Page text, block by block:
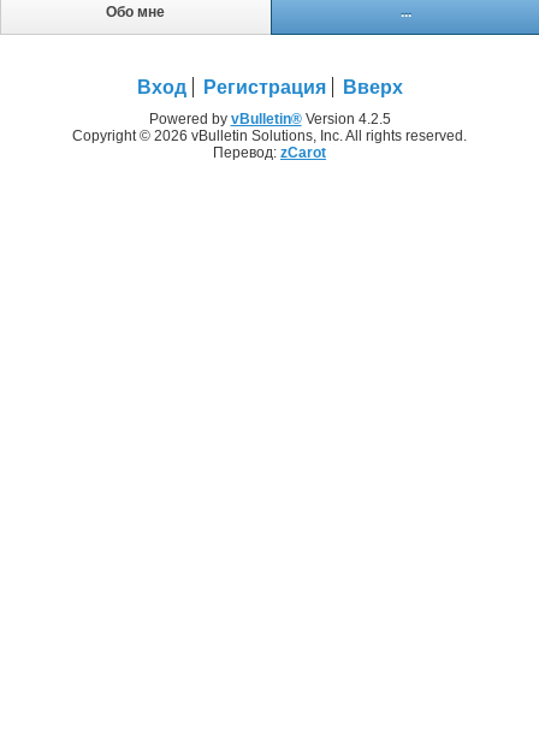
Обо мне ...
Вход Регистрация Вверх
Powered by vBulletin®Version 4.2.5
Copyright © 2026 vBulletin Solutions, Inc. All rights reserved.
Перевод: zCarot